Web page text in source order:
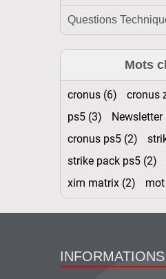
Questions
Mots
cronus (6)
cronus
ps5 (3)
Newsletter
cronus ps5 (2)
strike pack ps5 (2)
xim matrix (2)
INFORMATIONS